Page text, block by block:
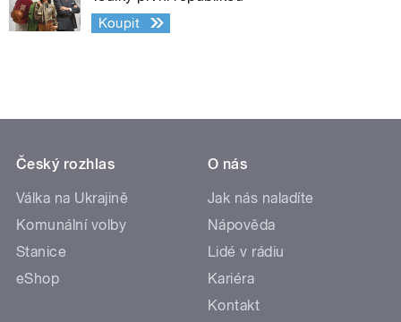
Koupit
Český rozhlas
Válka na Ukrajině
Komunální volby
Stanice
eShop
O nás
Jak nás naladíte
Nápověda
Lidé v rádiu
Kariéra
Kontakt